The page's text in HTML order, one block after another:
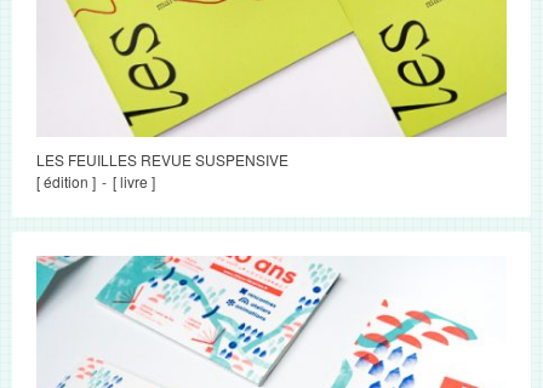
LES FEUILLES REVUE SUSPENSIVE
[ édition ]
[ livre ]